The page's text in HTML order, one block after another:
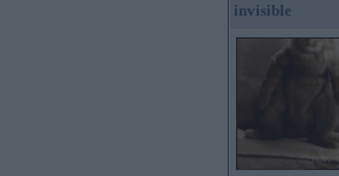
invisible